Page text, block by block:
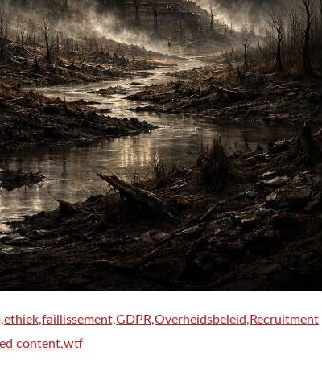
ethiek,faillissement,GDPR,Overheidsbeleid,Recruitment
content,wtf